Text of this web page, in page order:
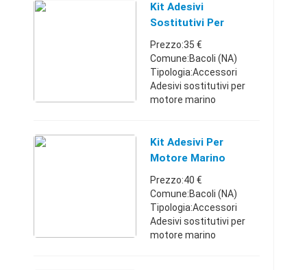
Kit Adesivi
Sostitutivi Per
Motore Mariner 8 Hp
Prezzo:35 €
Comune:Bacoli (NA)
Tipologia:Accessori
Adesivi sostitutivi per
motore marino
realizzati in vinile
adesivo prespaziato (
fo ...
Kit Adesivi Per
Motore Marino
Yamaha 40 Hp 2
Tempi
Prezzo:40 €
Comune:Bacoli (NA)
Tipologia:Accessori
Adesivi sostitutivi per
motore marino